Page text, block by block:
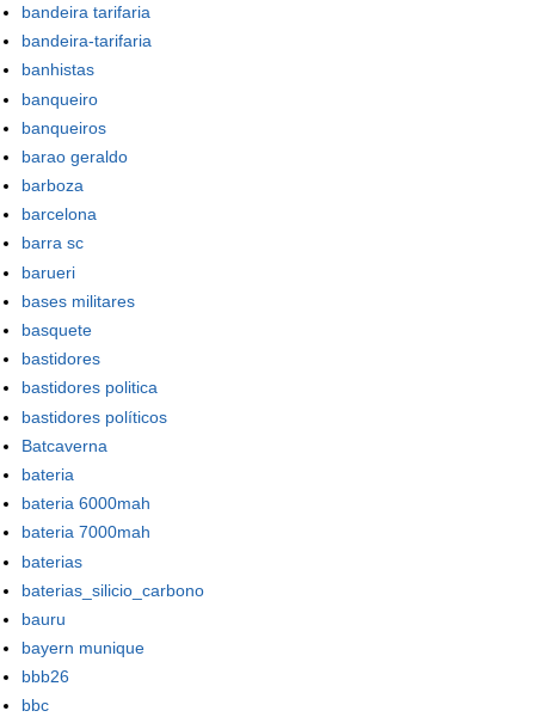
bandeira tarifaria
bandeira-tarifaria
banhistas
banqueiro
banqueiros
barao geraldo
barboza
barcelona
barra sc
barueri
bases militares
basquete
bastidores
bastidores politica
bastidores políticos
Batcaverna
bateria
bateria 6000mah
bateria 7000mah
baterias
baterias_silicio_carbono
bauru
bayern munique
bbb26
bbc